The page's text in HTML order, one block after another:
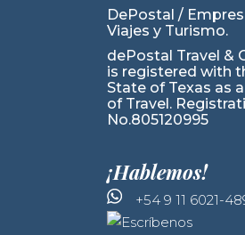
DePostal /
Viajes y Turismo.
dePostal Travel &
is registered with
State of Texas as
of Travel.
No.805120995
¡Hablemos!
+54 9 11 6021-